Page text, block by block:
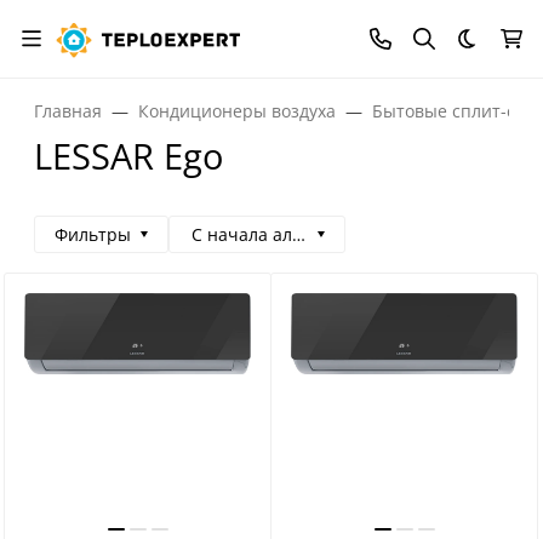
Темная
Главная Кондиционеры воздуха Бытовые сплит-
LESSAR Ego
Фильтры С начала алфавита